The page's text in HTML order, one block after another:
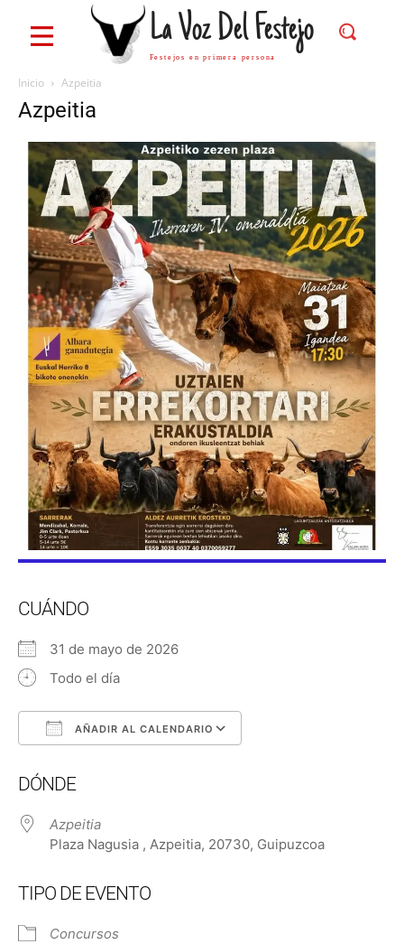
La Voz Del Festejo
Festejos en primera persona
Inicio Azpeitia
Azpeitia
CUÁNDO
31 de mayo de 2026
Todo el día
AÑADIR AL CALENDARIO
DÓNDE
Azpeitia
Plaza Nagusia , Azpeitia, 20730, Guipuzcoa
TIPO DE EVENTO
Concursos